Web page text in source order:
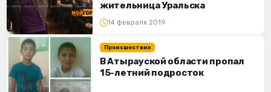
жительница Уральска
14 февраля 2019
Происшествия
В Атырауской области пропал
15-летний подросток